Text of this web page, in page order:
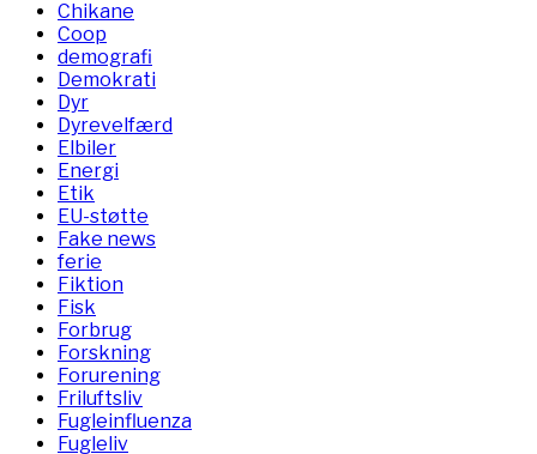
Chikane
Coop
demografi
Demokrati
Dyr
Dyrevelfærd
Elbiler
Energi
Etik
EU-støtte
Fake news
ferie
Fiktion
Fisk
Forbrug
Forskning
Forurening
Friluftsliv
Fugleinfluenza
Fugleliv